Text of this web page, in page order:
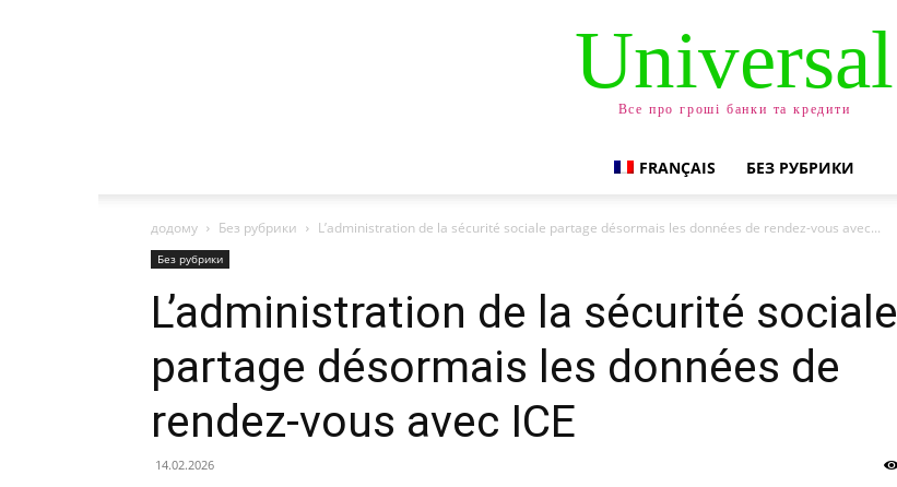
Universal
Все про гроші банки та кредити
FRANÇAIS БЕЗ РУБРИКИ
додому Без рубрики L’administration de la sécurité sociale partage désormais les données de rendez-vous avec...
Без рубрики
L’administration de la sécurité sociale
partage désormais les données de
rendez-vous avec ICE
14.02.2026